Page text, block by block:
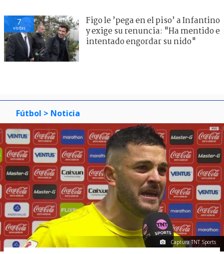
7
visitas
Figo le ’pega en el piso’ a Infantino
y exige su renuncia: "Ha mentido e
intentado engordar su nido"
Fútbol > Noticia
Captura TNT Sports